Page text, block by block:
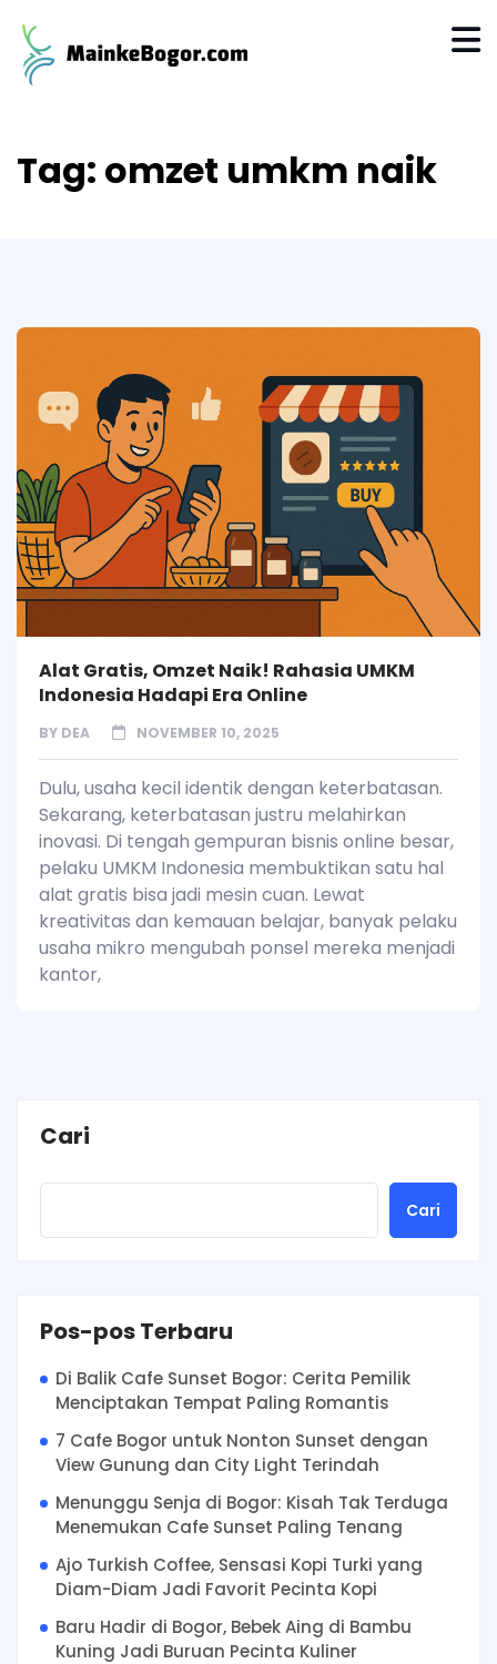
Tag: omzet umkm naik
Alat Gratis, Omzet Naik! Rahasia UMKM
Indonesia Hadapi Era Online
BY DEA NOVEMBER 10, 2025
Dulu, usaha kecil identik dengan keterbatasan.
Sekarang, keterbatasan justru melahirkan
inovasi. Di tengah gempuran bisnis online besar,
pelaku UMKM Indonesia membuktikan satu hal
alat gratis bisa jadi mesin cuan. Lewat
kreativitas dan kemauan belajar, banyak pelaku
usaha mikro mengubah ponsel mereka menjadi
kantor,
Cari
Cari
Pos-pos Terbaru
Di Balik Cafe Sunset Bogor: Cerita Pemilik
Menciptakan Tempat Paling Romantis
7 Cafe Bogor untuk Nonton Sunset dengan
View Gunung dan City Light Terindah
Menunggu Senja di Bogor: Kisah Tak Terduga
Menemukan Cafe Sunset Paling Tenang
Ajo Turkish Coffee, Sensasi Kopi Turki yang
Diam-Diam Jadi Favorit Pecinta Kopi
Baru Hadir di Bogor, Bebek Aing di Bambu
Kuning Jadi Buruan Pecinta Kuliner